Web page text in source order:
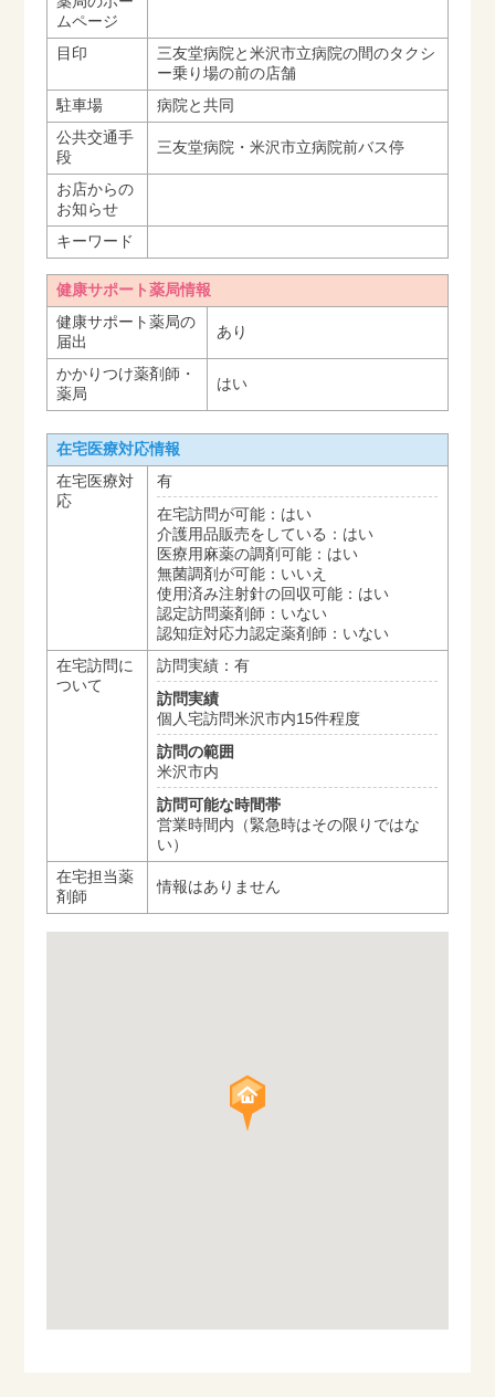
ムページ
目印
三友堂病院と米沢市立病院の間のタクシ
ー乗り場の前の店舗
駐車場
病院と共同
公共交通手
段
三友堂病院・米沢市立病院前バス停
お店からの
お知らせ
キーワード
健康サポート薬局情報
健康サポート薬局の
届出
あり
かかりつけ薬剤師・
薬局
はい
在宅医療対応情報
在宅医療対
応
有
在宅訪問が可能：はい
介護用品販売をしている：はい
医療用麻薬の調剤可能：はい
無菌調剤が可能：いいえ
使用済み注射針の回収可能：はい
認定訪問薬剤師：いない
認知症対応力認定薬剤師：いない
在宅訪問に
ついて
訪問実績：有
訪問実績
個人宅訪問米沢市内15件程度
訪問の範囲
米沢市内
訪問可能な時間帯
営業時間内（緊急時はその限りではな
い）
在宅担当薬
剤師
情報はありません